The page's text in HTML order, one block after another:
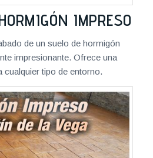
IMPRESO
de un suelo de hormigón
impresionante. Ofrece una
cualquier tipo de entorno.